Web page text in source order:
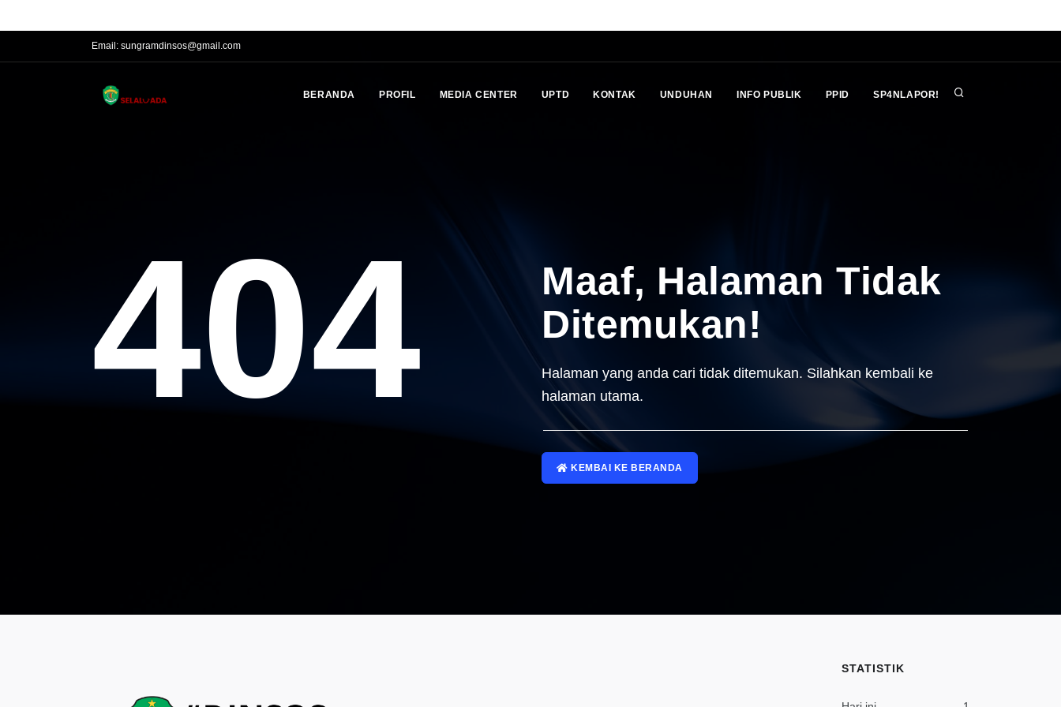
Email: sungramdinsos@gmail.com
BERANDA PROFIL MEDIA CENTER UPTD KONTAK UNDUHAN INFO PUBLIK PPID SP4NLAPOR!
404
Maaf, Halaman Tidak
Ditemukan!
Halaman yang anda cari tidak ditemukan. Silahkan kembali ke
halaman utama.
KEMBAI KE BERANDA
STATISTIK